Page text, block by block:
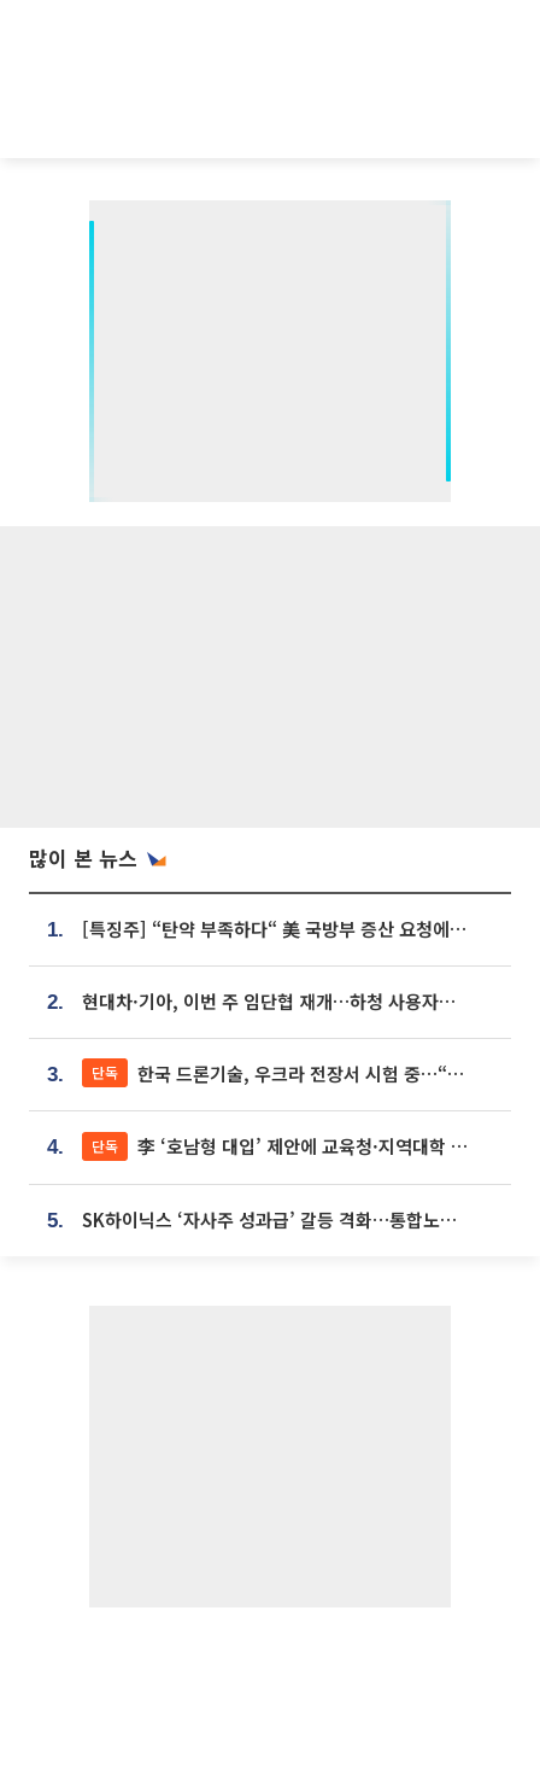
많이 본 뉴스
1. [특징주] “탄약 부족하다“ 美 국방부 증산 요청에⋯국내 방산주 급등세
2. 현대차·기아, 이번 주 임단협 재개…하청 사용자성 재심도 ‘변수’
3. 단독 한국 드론기술, 우크라 전장서 시험 중…“스타트업 여러 곳 참여”
4. 단독 李 ‘호남형 대입’ 제안에 교육청·지역대학 서·논술형 입시 연계 '착수'
5. SK하이닉스 ‘자사주 성과급’ 갈등 격화…통합노조 출범 움직임